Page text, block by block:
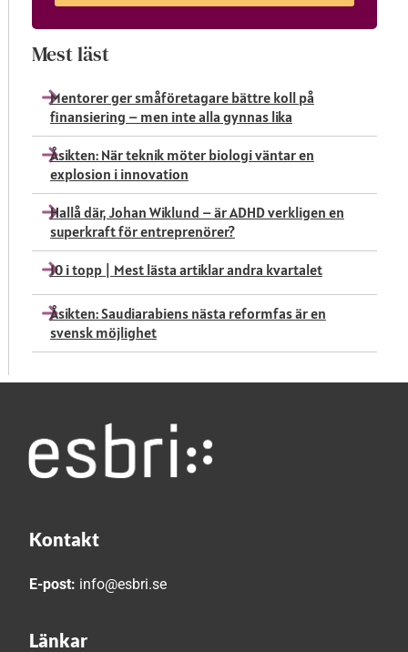
Mest läst
Mentorer ger småföretagare bättre koll på
finansiering – men inte alla gynnas lika
Åsikten: När teknik möter biologi väntar en
explosion i innovation
Hallå där, Johan Wiklund – är ADHD verkligen en
superkraft för entreprenörer?
10 i topp | Mest lästa artiklar andra kvartalet
Åsikten: Saudiarabiens nästa reformfas är en
svensk möjlighet
Kontakt
E-post: info@esbri.se
Länkar